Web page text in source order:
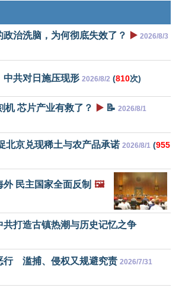
治洗脑，为何彻底失效了？ ▶️ 2026/8/3
共对日施压现形 2026/8/2 (810次)
机 芯片产业有救了？ ▶️ 📝 2026/8/1
北京兑现稀土与农产品承诺 2026/8/1 (955
民主国家全面反制 🖼️
共打造古镇热潮与历史记忆之争
行 滥捕、侵权又规避究责 2026/7/31